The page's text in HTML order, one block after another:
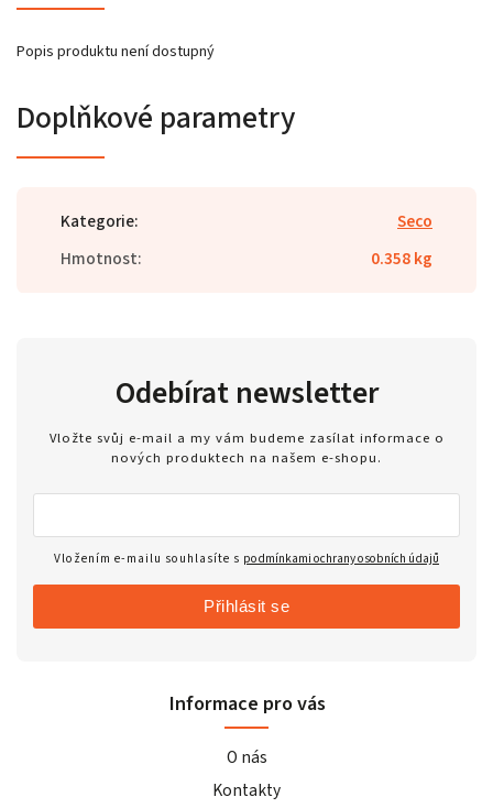
Popis produktu není dostupný
Doplňkové parametry
Kategorie:
Seco
Hmotnost: 0.358 kg
Odebírat newsletter
Vložte svůj e-mail a my vám budeme zasílat informace o
nových produktech na našem e-shopu.
Vložením e-mailu souhlasíte s podmínkami ochrany osobních údajů
Přihlásit se
Informace pro vás
O nás
Kontakty